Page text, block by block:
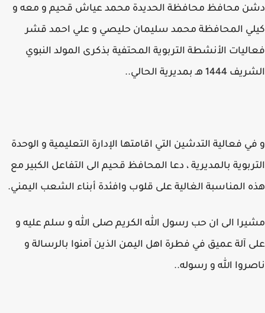
محافظ محافظة الحديدة محمد عياش قحيم و معه و
المحافظة محمد سليمان حليصي و علي احمد قشر
الأنشطة التربوية المحتفية بذكرى المولد النبوي
هـ بمديرية الحالي..
فعالية التدشين التي اقامتها الإدارة التعليمية و الوحدة
بالمديرية ، دعا المحافظ قحيم الى التفاعل الكبير مع
المناسبة الغالية على قلوب وافئدة أبناء الشعب اليمني.
الى ان حب رسول الله الكريم صلى الله و سلم عليه و
آلة عميق في فطرة اهل اليمن الذين آمنوا بالرسالة و
الله و رسوله..